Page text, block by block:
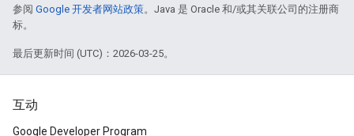
参阅 Google 开发者网站政策。Java 是 Oracle 和/或其关联公司的注册商
标。
最后更新时间 (UTC)：2026-03-25。
互动
Google Developer Program